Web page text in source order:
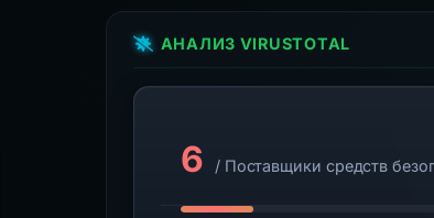
АНАЛИЗ VIRUSTOTAL
6 / Поставщики средств